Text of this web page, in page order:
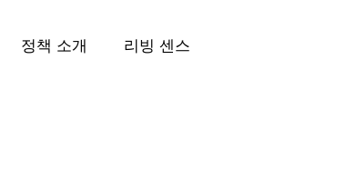
정책 소개 리빙 센스